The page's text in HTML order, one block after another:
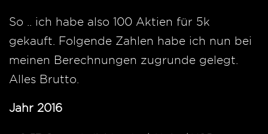
So .. ich habe also 100 Aktien für 5k
gekauft. Folgende Zahlen habe ich nun bei
meinen Berechnungen zugrunde gelegt.
Alles Brutto.
Jahr 2016